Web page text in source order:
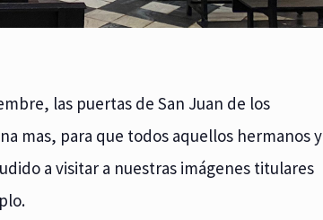
las puertas de San Juan de los
mas, para que todos aquellos hermanos y
a visitar a nuestras imágenes titulares